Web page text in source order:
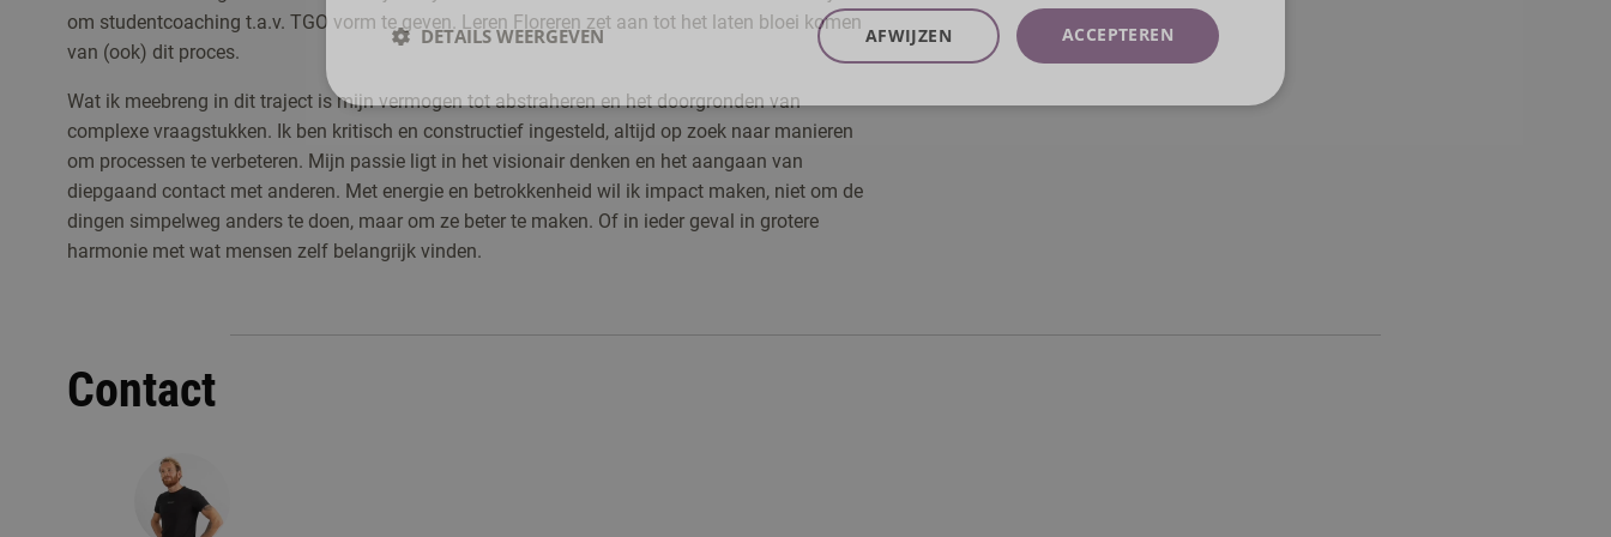
om studentcoaching t.a.v. TGO vorm te geven. Leren Floreren zet aan tot het laten bloei komen
van (ook) dit proces.
Wat ik meebreng in dit traject is mijn vermogen tot abstraheren en het doorgronden van
complexe vraagstukken. Ik ben kritisch en constructief ingesteld, altijd op zoek naar manieren
om processen te verbeteren. Mijn passie ligt in het visionair denken en het aangaan van
diepgaand contact met anderen. Met energie en betrokkenheid wil ik impact maken, niet om de
dingen simpelweg anders te doen, maar om ze beter te maken. Of in ieder geval in grotere
harmonie met wat mensen zelf belangrijk vinden.
Contact
ACCEPTEREN
AFWIJZEN
DETAILS WEERGEVEN